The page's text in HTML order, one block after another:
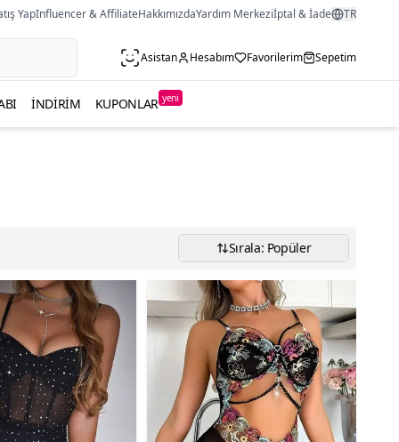
YapInfluencer & AffiliateHakkımızdaYardım Merkeziİptal & İade TR
Asistan Hesabım Favorilerim Sepetim
İNDIRIM KUPONLAR yeni
Sırala: Popüler